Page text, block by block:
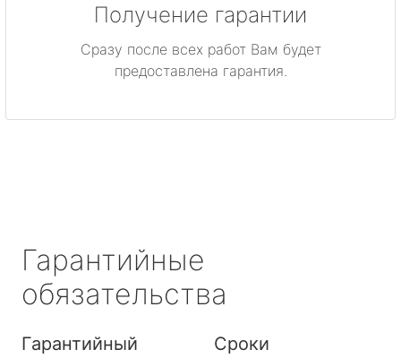
Получение гарантии
Сразу после всех работ Вам будет
предоставлена гарантия.
Гарантийные
обязательства
Гарантийный
Сроки